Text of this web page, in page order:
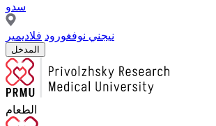
سدو
نيجني نوفغورود فلاديمير
المدخل
الطعام